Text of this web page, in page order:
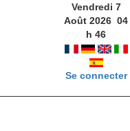
Vendredi 7
Août 2026 04
h46
Se connecter